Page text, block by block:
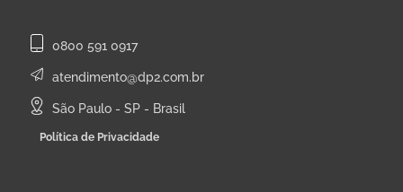
0800 591 0917
atendimento@dp2.com.br
São Paulo - SP - Brasil
Política de Privacidade